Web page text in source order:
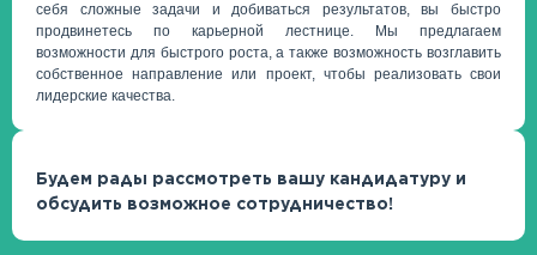
себя сложные задачи и добиваться результатов, вы быстро
продвинетесь по карьерной лестнице. Мы предлагаем
возможности для быстрого роста, а также возможность возглавить
собственное направление или проект, чтобы реализовать свои
лидерские качества.
Будем рады рассмотреть вашу кандидатуру и
обсудить возможное сотрудничество!